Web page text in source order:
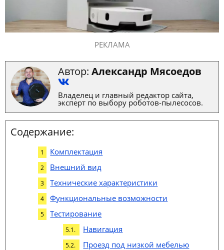
РЕКЛАМА
Автор: Александр Мясоедов
Владелец и главный редактор сайта,
эксперт по выбору роботов-пылесосов.
Содержание:
Комплектация
Внешний вид
Технические характеристики
Функциональные возможности
Тестирование
Навигация
Проезд под низкой мебелью